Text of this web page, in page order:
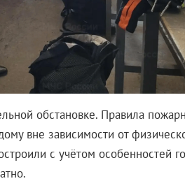
обстановке. Правила
вне зависимости от
с учётом особенностей